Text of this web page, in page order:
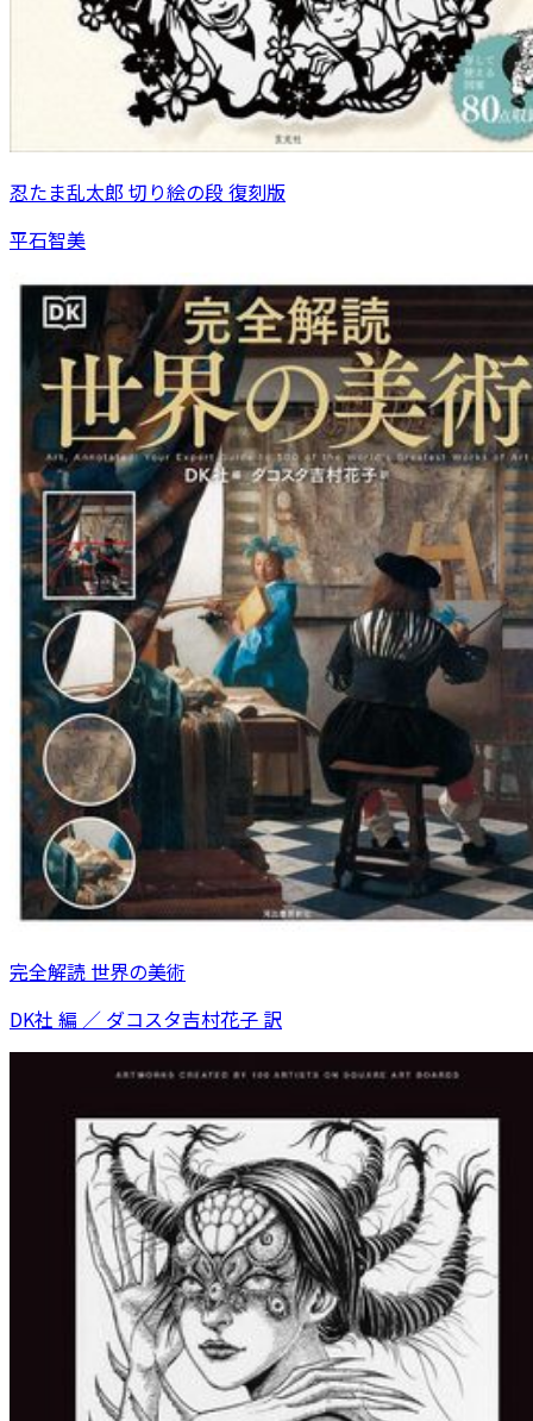
忍たま乱太郎 切り絵の段 復刻版
平石智美
完全解読 世界の美術
DK社 編 ／ ダコスタ吉村花子 訳